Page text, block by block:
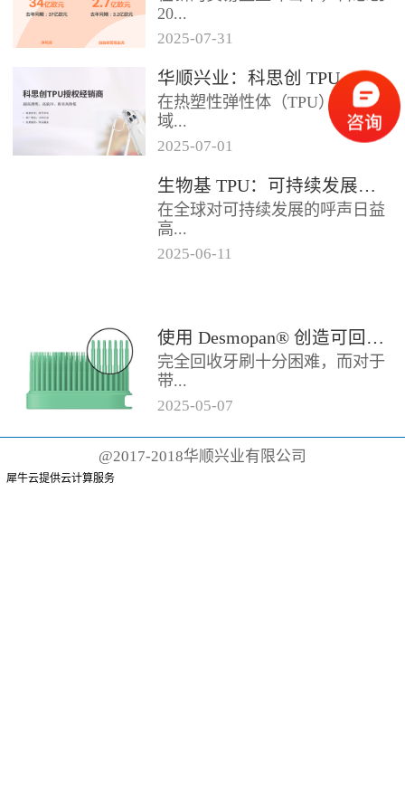
20...
25年第二季度业绩在充满挑战的
经济环境中公布。美国进口关税
的意外上调，对部分重点客户行
业...
2025-07-31
华顺兴业：科思创 TPU 一级代理商，优质 TPU 材料供应专家
在热塑性弹性体（TPU）材料领
域...
，华顺兴业凭借专业实力与行业
积淀，成为科思创 TPU 授权经销
商，为市场提供高品质的TP...
2025-07-01
生物基 TPU：可持续发展的材料新贵
在全球对可持续发展的呼声日益
高...
TP...
2025-06-11
使用 Desmopan® 创造可回收的热塑性聚氨酯牙刷头
完全回收牙刷十分困难，而对于
带...
有聚丙烯手柄和尼龙刷毛的传统
牙刷而言，这根本不可能。这些
2025-05-07
@2017-2018华顺兴业有限公司
犀牛云提供云计算服务